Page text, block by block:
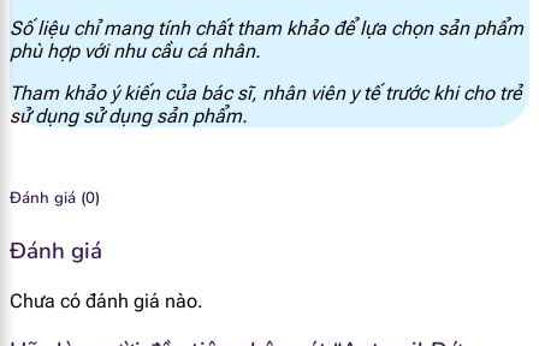
Sắt
Inositol 7 mg
L - Carnitin
Chất xơ hòa tan
Số liệu chỉ mang tính chất tham khảo để lựa chọn sản phẩm
phù hợp với nhu cầu cá nhân.
Tham khảo ý kiến của bác sĩ, nhân viên y tế trước khi cho trẻ
sử dụng sử dụng sản phẩm.
Đánh giá (0)
Đánh giá
Chưa có đánh giá nào.